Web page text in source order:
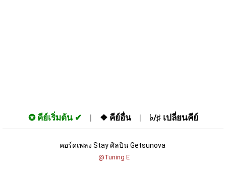
✪ คีย์เริ่มต้น ❖ คีย์อื่น ♭/♯ เปลี่ยนคีย์
คอร์ดเพลง Stay ศิลปิน Getsunova
@Tuning E